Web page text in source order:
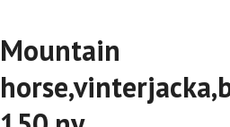
Mountain